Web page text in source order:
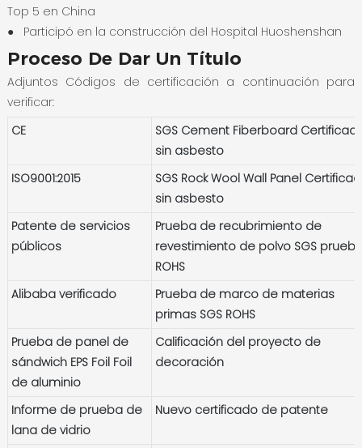
Top 5 en China
●
Participó en la construcción del Hospital Huoshenshan
Proceso De Dar Un Título
Adjuntos Códigos de certificación a continuación para
verificar:
CE
SGS Cement Fiberboard
sin asbesto
ISO9001:2015
SGS Rock Wool Wall Panel
sin asbesto
Patente de servicios
públicos
Prueba de recubrimiento de
revestimiento de polvo SGS
ROHS
Alibaba verificado
Prueba de marco de materias
primas SGS ROHS
Prueba de panel de
sándwich EPS Foil Foil
de aluminio
Calificación del proyecto de
decoración
Informe de prueba de
lana de vidrio
Nuevo certificado de patente